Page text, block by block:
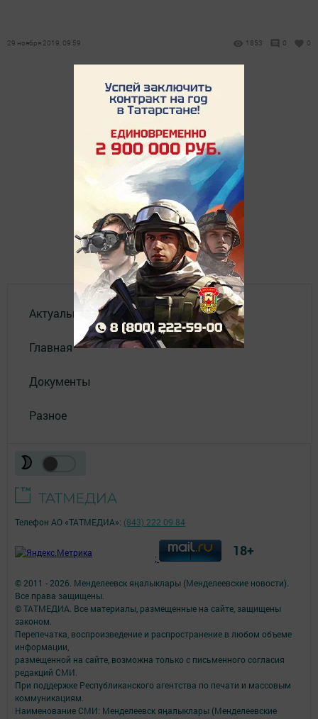
29 ноября 2019, 09:59 1853 0 0
Актуальное видео
Главная
Документы
Разное
© 2011 - 2026. Менделеевск яӊалыклары (Менделеевские новости).
Все права защищены.
© ТАТМЕДИА. Все материалы, размещенные на сайте, защищены
законом.
Перепечатка, воспроизведение и распространение в любом объеме
информации,
размещенной на сайте, возможна только с письменного согласия
редакций СМИ.
При поддержке Республиканского агентства по печати и массовым
коммуникациям.
Наименование СМИ: Менделеевск яӊалыклары (Менделеевские
Телефон АО «ТАТМЕДИА»: (843) 222 09 84
; 18+